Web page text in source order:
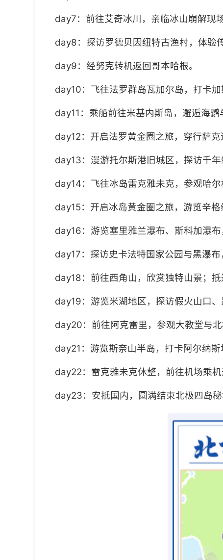
day7：前往艾奇冰川，亲临冰山崩解现
day8：探访罗德贝因纽特古渔村，体验
day9：经努克转机返回哥本哈根。
day10：飞往法罗群岛瓦加尔岛，打卡
day11：乘船前往米基内斯岛，邂逅海
day12：开启法罗黄金圈之旅，穿行萨
day13：漫游托尔斯港旧城区，探访千
day14：飞往冰岛雷克雅未克，参观哈
day15：开启冰岛黄金圈之旅，游览辛
day16：游览塞里雅兰瀑布、斯科加瀑
day17：探访史卡法特国家公园与黑瀑
day18：前往西角山，欣赏独特山景；
day19：游览米湖地区，探访假火山口
day20：前往阿克雷里，参观大教堂与北
day21：游览斯奈山半岛，打卡阿尔纳
day22：雷克雅未克休整，前往机场乘机
day23：安抵国内，圆满结束北极四岛秘